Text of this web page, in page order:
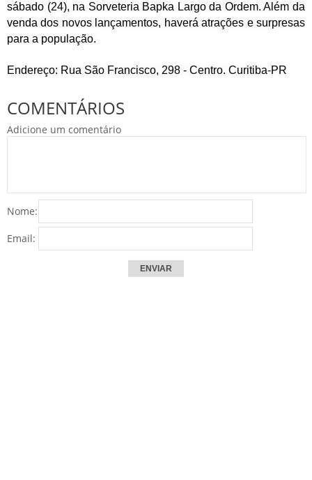
sábado (24), na Sorveteria Bapka Largo da Ordem. Além da
venda dos novos lançamentos, haverá atrações e surpresas
para a população.
Endereço: Rua São Francisco, 298 - Centro. Curitiba-PR
COMENTÁRIOS
Adicione um comentário
Nome:
Email: